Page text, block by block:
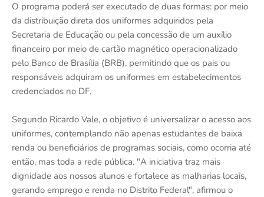
O programa poderá ser executado de duas formas: por meio
da distribuição direta dos uniformes adquiridos pela
Secretaria de Educação ou pela concessão de um auxílio
financeiro por meio de cartão magnético operacionalizado
pelo Banco de Brasília (BRB), permitindo que os pais ou
responsáveis adquiram os uniformes em estabelecimentos
credenciados no DF.
Segundo Ricardo Vale, o objetivo é universalizar o acesso aos
uniformes, contemplando não apenas estudantes de baixa
renda ou beneficiários de programas sociais, como ocorria até
então, mas toda a rede pública. "A iniciativa traz mais
dignidade aos nossos alunos e fortalece as malharias locais,
gerando emprego e renda no Distrito Federal", afirmou o